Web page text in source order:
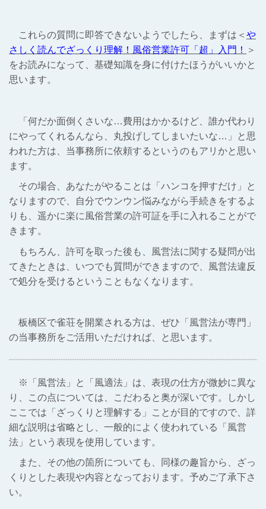
これらの質問に即答できないようでしたら、まずは＜ や
さしく読んでざっくり理解！風俗営業許可「超」入門！
＞
をお読みになって、基礎知識を身に付けたほうがいいかと
思います。
「何だか面倒くさいな…費用はかかるけど、誰か代わり
にやってくれるんなら、丸投げしてしまいたいな…」と思
われた方は、当事務所に依頼するというのもアリかと思い
ます。
その場合、あなたがやることは「ハンコを押すだけ」と
なりますので、自分でウンウン悩みながら手続きをするよ
りも、遥かに楽に風俗営業の許可証を手に入れることがで
きます。
もちろん、許可を取った後も、風営法に関する疑問が出
てきたときは、いつでも質問ができますので、風営法違反
で処分を受けるということもなくなります。
板橋区で雀荘を開業される方は、ぜひ「風営法が専門」
の当事務所をご活用いただければ、と思います。
※「風営法」と「風適法」は、表現の仕方が微妙に異な
り、この点については、こだわると奥が深いです。しかし
ここでは「ざっくりと理解する」ことが目的ですので、詳
細な説明は省略とし、一般的によく使われている「風営
法」という表現を使用しています。
また、その他の箇所についても、同様の趣旨から、ざっ
くりとした表現や内容となっております。予めご了承下さ
い。